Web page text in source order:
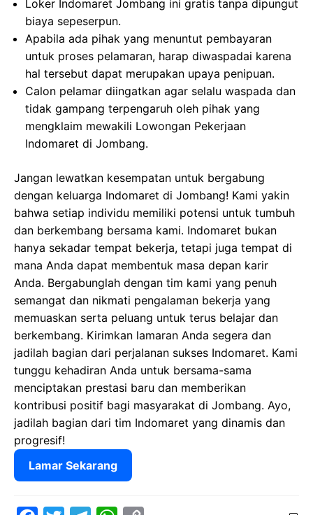
Loker Indomaret Jombang ini gratis tanpa dipungut
biaya sepeserpun.
Apabila ada pihak yang menuntut pembayaran
untuk proses pelamaran, harap diwaspadai karena
hal tersebut dapat merupakan upaya penipuan.
Calon pelamar diingatkan agar selalu waspada dan
tidak gampang terpengaruh oleh pihak yang
mengklaim mewakili Lowongan Pekerjaan
Indomaret di Jombang.
Jangan lewatkan kesempatan untuk bergabung
dengan keluarga Indomaret di Jombang! Kami yakin
bahwa setiap individu memiliki potensi untuk tumbuh
dan berkembang bersama kami. Indomaret bukan
hanya sekadar tempat bekerja, tetapi juga tempat di
mana Anda dapat membentuk masa depan karir
Anda. Bergabunglah dengan tim kami yang penuh
semangat dan nikmati pengalaman bekerja yang
memuaskan serta peluang untuk terus belajar dan
berkembang. Kirimkan lamaran Anda segera dan
jadilah bagian dari perjalanan sukses Indomaret. Kami
tunggu kehadiran Anda untuk bersama-sama
menciptakan prestasi baru dan memberikan
kontribusi positif bagi masyarakat di Jombang. Ayo,
jadilah bagian dari tim Indomaret yang dinamis dan
progresif!
Lamar Sekarang